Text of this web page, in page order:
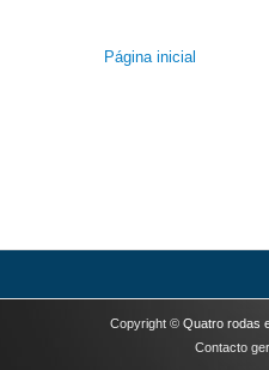
Página inicial
Copyright © Quatro rodas
Contacto